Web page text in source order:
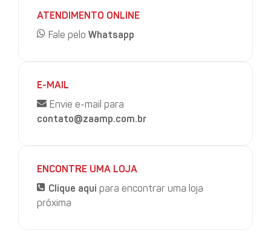
ATENDIMENTO ONLINE
Fale pelo Whatsapp
E-MAIL
Envie e-mail para
contato@zaamp.com.br
ENCONTRE UMA LOJA
Clique aqui para encontrar uma loja
próxima